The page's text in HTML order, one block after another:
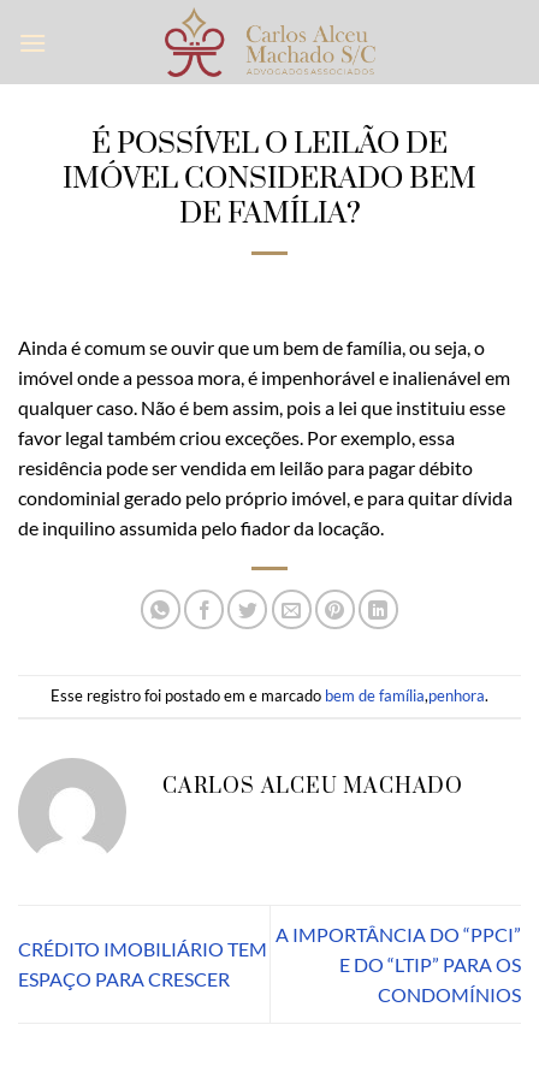
É POSSÍVEL O LEILÃO DE
IMÓVEL CONSIDERADO BEM
DE FAMÍLIA?
Ainda é comum se ouvir que um bem de família, ou seja, o
imóvel onde a pessoa mora, é impenhorável e inalienável em
qualquer caso. Não é bem assim, pois a lei que instituiu esse
favor legal também criou exceções. Por exemplo, essa
residência pode ser vendida em leilão para pagar débito
condominial gerado pelo próprio imóvel, e para quitar dívida
de inquilino assumida pelo fiador da locação.
Esse registro foi postado em e marcado bem de família,penhora.
CARLOS ALCEU MACHADO
CRÉDITO IMOBILIÁRIO TEM
ESPAÇO PARA CRESCER
A IMPORTÂNCIA DO “PPCI”
E DO “LTIP” PARA OS
CONDOMÍNIOS